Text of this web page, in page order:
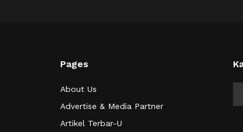
Pages
About Us
Advertise & Media Partner
Artikel Terbar-U